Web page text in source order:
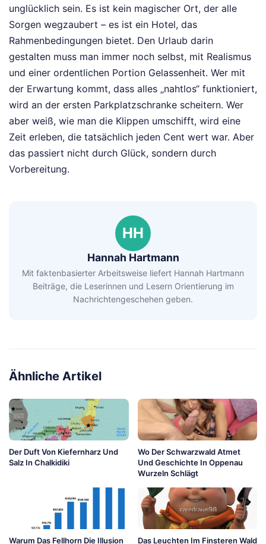
unglücklich sein. Es ist kein magischer Ort, der alle
Sorgen wegzaubert – es ist ein Hotel, das
Rahmenbedingungen bietet. Den Urlaub darin
gestalten muss man immer noch selbst, mit Realismus
und einer ordentlichen Portion Gelassenheit. Wer mit
der Erwartung kommt, dass alles „nahtlos“ funktioniert,
wird an der ersten Parkplatzschranke scheitern. Wer
aber weiß, wie man die Klippen umschifft, wird eine
Zeit erleben, die tatsächlich jeden Cent wert war. Aber
das passiert nicht durch Glück, sondern durch
Vorbereitung.
HH
Hannah Hartmann
Mit faktenbasierter Arbeitsweise liefert Hannah Hartmann
Beiträge, die Leserinnen und Lesern Orientierung im
Nachrichtengeschehen geben.
Ähnliche Artikel
Der Duft Von Kiefernharz Und
Salz In Chalkidiki
Wo Der Schwarzwald Atmet
Und Geschichte In Oppenau
Wurzeln Schlägt
Warum Das Fellhorn Die Illusion Das Leuchten Im Finsteren Wald